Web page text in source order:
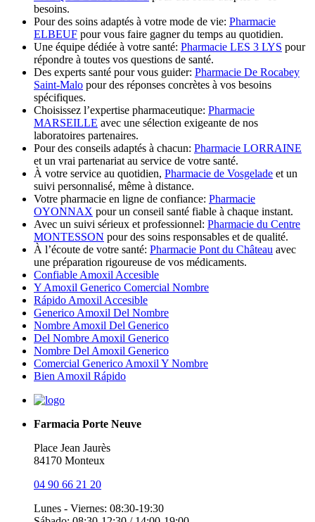
besoins.
Pour des soins adaptés à votre mode de vie: Pharmacie
ELBEUF pour vous faire gagner du temps au quotidien.
Une équipe dédiée à votre santé: Pharmacie LES 3 LYS pour
répondre à toutes vos questions de santé.
Des experts santé pour vous guider: Pharmacie De Rocabey
Saint-Malo pour des réponses concrètes à vos besoins
spécifiques.
Choisissez l’expertise pharmaceutique: Pharmacie
MARSEILLE avec une sélection exigeante de nos
laboratoires partenaires.
Pour des conseils adaptés à chacun: Pharmacie LORRAINE
et un vrai partenariat au service de votre santé.
À votre service au quotidien, Pharmacie de Vosgelade et un
suivi personnalisé, même à distance.
Votre pharmacie en ligne de confiance: Pharmacie
OYONNAX pour un conseil santé fiable à chaque instant.
Avec un suivi sérieux et professionnel: Pharmacie du Centre
MONTESSON pour des soins responsables et de qualité.
À l’écoute de votre santé: Pharmacie Pont du Château avec
une préparation rigoureuse de vos médicaments.
Confiable Amoxil Accesible
Y Amoxil Generico Comercial Nombre
Rápido Amoxil Accesible
Generico Amoxil Del Nombre
Nombre Amoxil Del Generico
Del Nombre Amoxil Generico
Nombre Del Amoxil Generico
Comercial Generico Amoxil Y Nombre
Bien Amoxil Rápido
Farmacia Porte Neuve
Place Jean Jaurès
84170 Monteux
04 90 66 21 20
Lunes - Viernes: 08:30-19:30